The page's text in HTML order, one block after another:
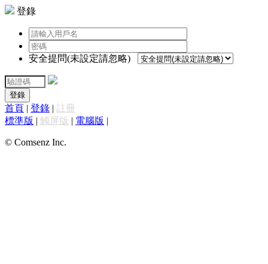
登錄
安全提問(未設定請忽略)
登錄
首頁 | 登錄 | 註冊
標準版 | 觸屏版 | 電腦版 |
© Comsenz Inc.